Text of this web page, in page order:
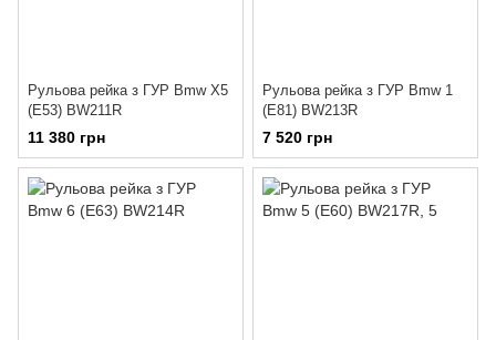
Рульова рейка з ГУР Bmw X5
(E53) BW211R
11 380 грн
Рульова рейка з ГУР Bmw 1
(E81) BW213R
7 520 грн